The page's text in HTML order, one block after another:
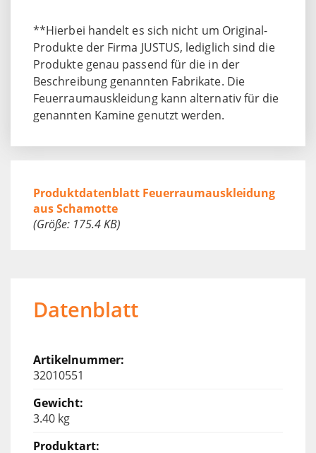
**Hierbei handelt es sich nicht um Original-
Produkte der Firma JUSTUS, lediglich sind die
Produkte genau passend für die in der
Beschreibung genannten Fabrikate. Die
Feuerraumauskleidung kann alternativ für die
genannten Kamine genutzt werden.
Produktdatenblatt Feuerraumauskleidung
aus Schamotte
(Größe: 175.4 KB)
Datenblatt
32010551
3.40 kg